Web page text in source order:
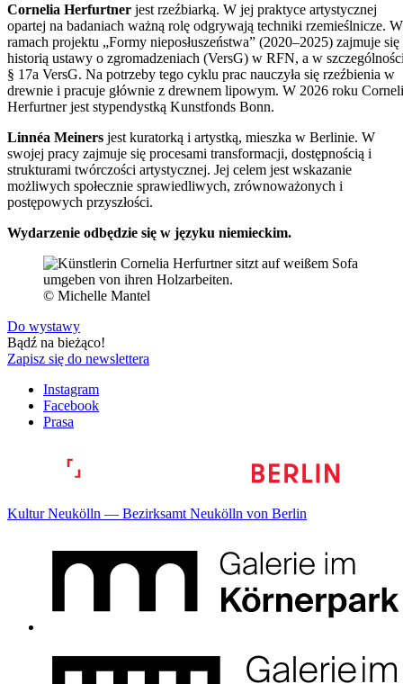
Cornelia Herfurtner jest rzeźbiarką. W jej praktyce artystycznej
opartej na badaniach ważną rolę odgrywają techniki rzemieślnicze. W
ramach projektu „Formy nieposłuszeństwa” (2020–2025) zajmuje się
historią ustawy o zgromadzeniach (VersG) w RFN, a w
§ 17a VersG. Na potrzeby tego cyklu prac nauczyła się rzeźbienia w
drewnie i pracuje głównie z drewnem lipowym. W 2026 roku
Herfurtner jest stypendystką Kunstfonds Bonn.
Linnéa Meiners jest kuratorką i artystką, mieszka w Berlinie. W
swojej pracy zajmuje się procesami transformacji, dostępnością i
strukturami twórczości artystycznej. Jej celem jest wskazanie
możliwych społecznie sprawiedliwych, zrównoważonych i
postępowych przyszłości.
Wydarzenie odbędzie się w języku niemieckim.
© Michelle Mantel
Do wystawy
Bądź na bieżąco!
Zapisz się do newslettera
Instagram
Facebook
Prasa
Kultur Neukölln — Bezirksamt Neukölln von Berlin